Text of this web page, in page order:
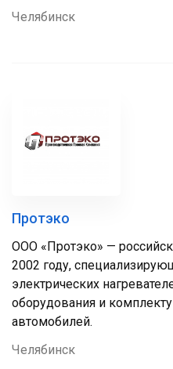
Челябинск
Протэко
ООО «Протэко» —
2002 году,
электрических
оборудования и
автомобилей.
Челябинск